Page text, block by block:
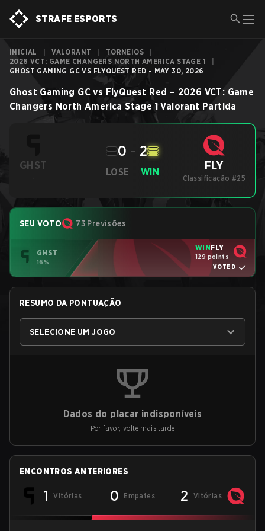
STRAFE ESPORTS
INICIAL VALORANT TORNEIOS
2026 VCT: GAME CHANGERS NORTH AMERICA STAGE 1
GHOST GAMING GC VS FLYQUEST RED - MAY 30, 2026
Ghost Gaming GC vs FlyQuest Red – 2026 VCT: Game
Changers North America Stage 1 Valorant Partida
GHST
-
LOSE
0 - 2
WIN FLY
Classificação #25
SEU VOTO 73 Previsões
GHST
16%
WINFLY
129 points
VOTED
RESUMO DA PONTUAÇÃO
SELECIONE UM JOGO
Dados do placar indisponíveis
Por favor, volte mais tarde
ENCONTROS ANTERIORES
1 Vitórias 0 Empates 2 Vitórias